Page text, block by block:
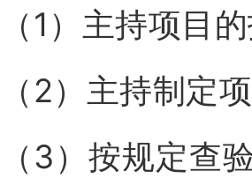
（1）主持项目
（2）主持制定
（3）按规定查